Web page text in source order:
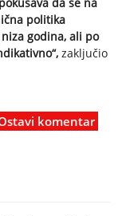
politika
godina, ali po
zaključio
komentar